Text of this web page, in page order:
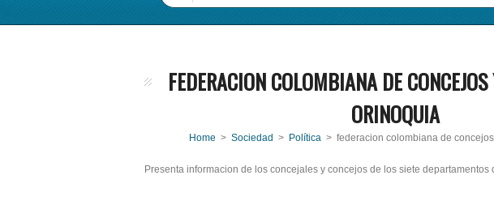
FEDERACION COLOMBIANA DE
ORINOQUIA
Home > Sociedad > Política > federacion colombiana de
Presenta informacion de los concejales y concejos de los siete